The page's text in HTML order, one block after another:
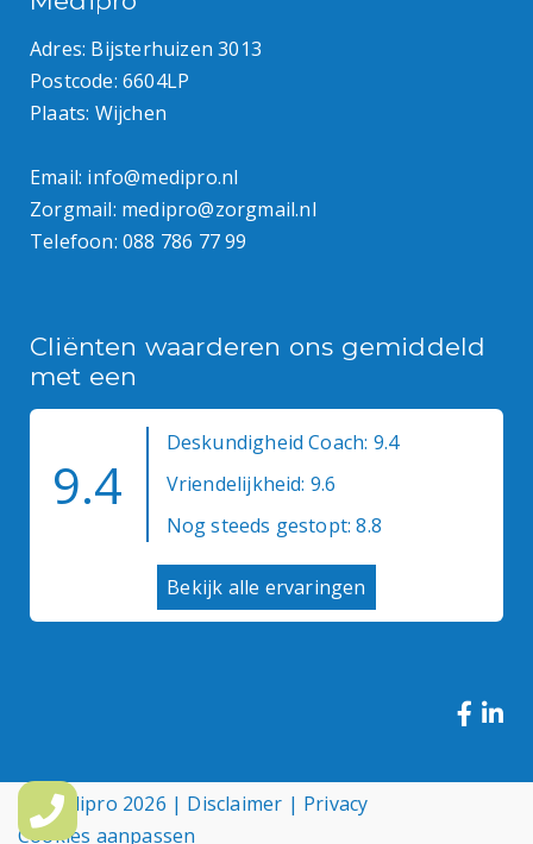
Adres: Bijsterhuizen 3013
Postcode: 6604LP
Plaats: Wijchen
Email: info@medipro.nl
Zorgmail: medipro@zorgmail.nl
Telefoon: 088 786 77 99
Cliënten waarderen ons gemiddeld
met een
9.4
Deskundigheid Coach: 9.4
Vriendelijkheid: 9.6
Nog steeds gestopt: 8.8
Bekijk alle ervaringen
© Medipro 2026 | Disclaimer | Privacy
Cookies aanpassen